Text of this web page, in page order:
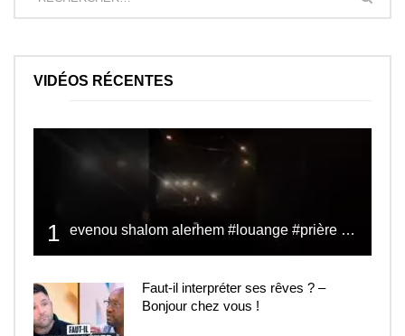
VIDÉOS RÉCENTES
1 evenou shalom alerhem #louange #prière #shalom
Faut-il interpréter ses rêves ? –
Bonjour chez vous !